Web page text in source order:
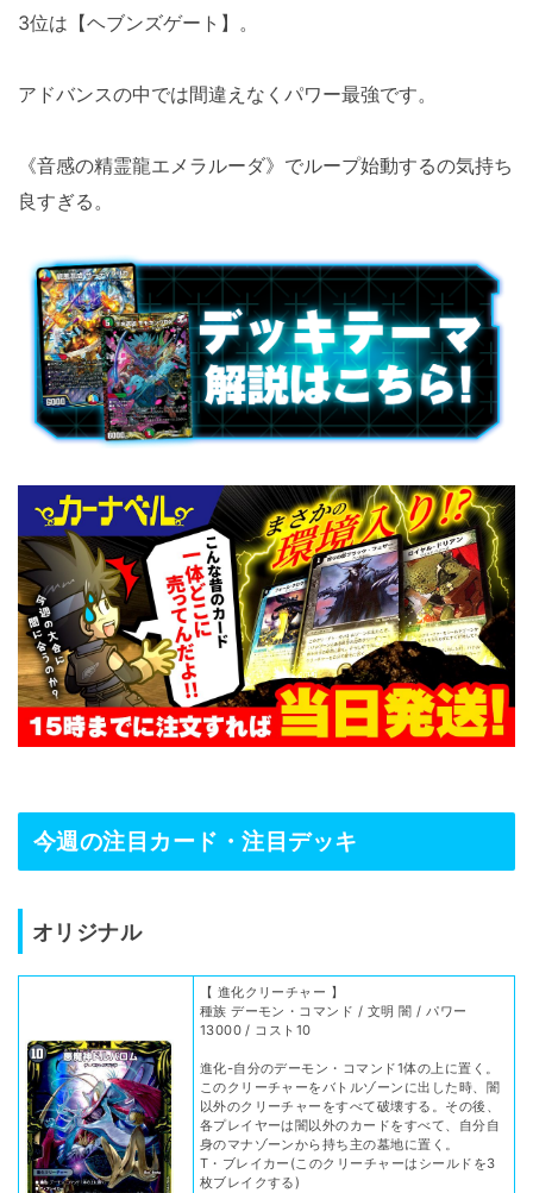
3位は【ヘブンズゲート】。
アドバンスの中では間違えなくパワー最強です。
《音感の精霊龍エメラルーダ》でループ始動するの気持ち
良すぎる。
今週の注目カード・注目デッキ
オリジナル
【 進化クリーチャー 】
種族 デーモン・コマンド / 文明 闇 / パワー
13000 / コスト10
進化-自分のデーモン・コマンド1体の上に置く。
このクリーチャーをバトルゾーンに出した時、闇
以外のクリーチャーをすべて破壊する。その後、
各プレイヤーは闇以外のカードをすべて、自分自
身のマナゾーンから持ち主の墓地に置く。
T・ブレイカー(このクリーチャーはシールドを3
枚ブレイクする)